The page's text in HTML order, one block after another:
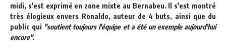
midi, s'est exprimé en zone mixte au Bernabeu. Il s'est montré
très élogieux envers Ronaldo, auteur de 4 buts, ainsi que du
public qui "soutient toujours l'équipe et a été un exemple aujourd'hui
encore".